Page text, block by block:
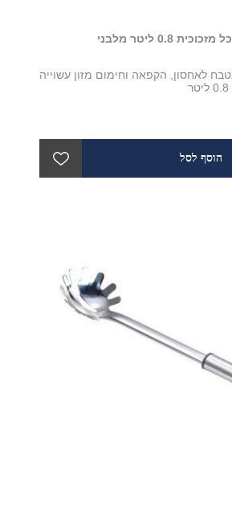
0.8 ליטר מלבני
לאחסון, הקפאה וחימום מזון עשוייה